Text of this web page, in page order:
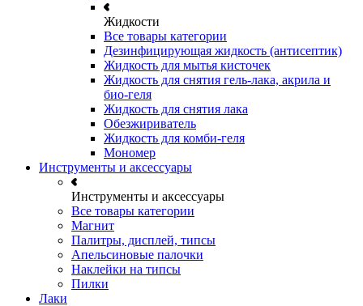
Жидкости
Все товары категории
Дезинфицирующая жидкость (антисептик)
Жидкость для мытья кисточек
Жидкость для снятия гель-лака, акрила и
био-геля
Жидкость для снятия лака
Обезжириватель
Жидкость для комби-геля
Мономер
Инструменты и аксессуары
Инструменты и аксессуары
Все товары категории
Магнит
Палитры, дисплей, типсы
Апельсиновые палочки
Наклейки на типсы
Пилки
Лаки